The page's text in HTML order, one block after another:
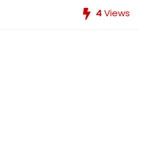
4Views